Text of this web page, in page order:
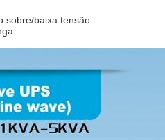
sobre/baixa tensão